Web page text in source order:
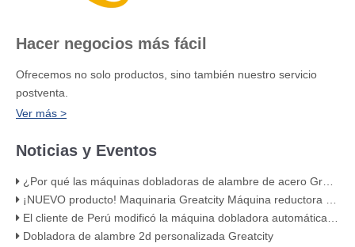
Hacer negocios más fácil
Ofrecemos no solo productos, sino también nuestro servicio
postventa.
Ver más >
Noticias y Eventos
¿Por qué las máquinas dobladoras de alambre de acero Greatcity utilizan servomotores?
¡NUEVO producto! Maquinaria Greatcity Máquina reductora de diámetro de barra de acero doble
El cliente de Perú modificó la máquina dobladora automática de estribos de barras de refuerzo R6 cnc
Dobladora de alambre 2d personalizada Greatcity